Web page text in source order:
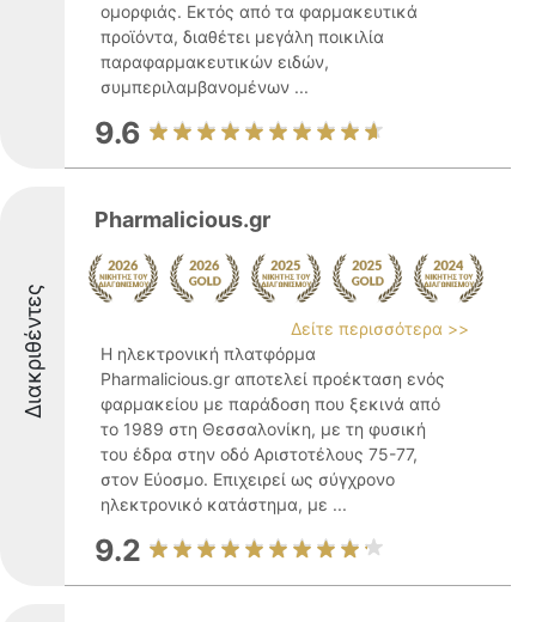
ομορφιάς. Εκτός από τα φαρμακευτικά
προϊόντα, διαθέτει μεγάλη ποικιλία
παραφαρμακευτικών ειδών,
συμπεριλαμβανομένων ...
9.6
Διακριθέντες
Pharmalicious.gr
Δείτε περισσότερα >>
Η ηλεκτρονική πλατφόρμα
Pharmalicious.gr αποτελεί προέκταση ενός
φαρμακείου με παράδοση που ξεκινά από
το 1989 στη Θεσσαλονίκη, με τη φυσική
του έδρα στην οδό Αριστοτέλους 75-77,
στον Εύοσμο. Επιχειρεί ως σύγχρονο
ηλεκτρονικό κατάστημα, με ...
9.2